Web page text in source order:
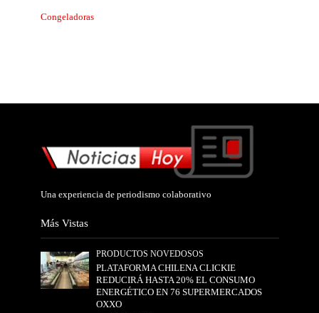
Congeladoras
Una experiencia de periodismo colaborativo
Más Vistas
PRODUCTOS NOVEDOSOS
PLATAFORMA CHILENA CLICKIE
REDUCIRÁ HASTA 20% EL CONSUMO
ENERGÉTICO EN 76 SUPERMERCADOS
OXXO